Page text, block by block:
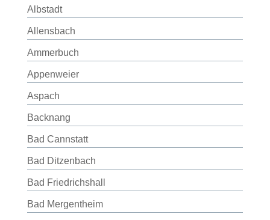
Albstadt
Allensbach
Ammerbuch
Appenweier
Aspach
Backnang
Bad Cannstatt
Bad Ditzenbach
Bad Friedrichshall
Bad Mergentheim